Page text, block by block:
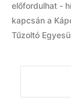
előfordulhat -
kapcsán a
Tűzoltó